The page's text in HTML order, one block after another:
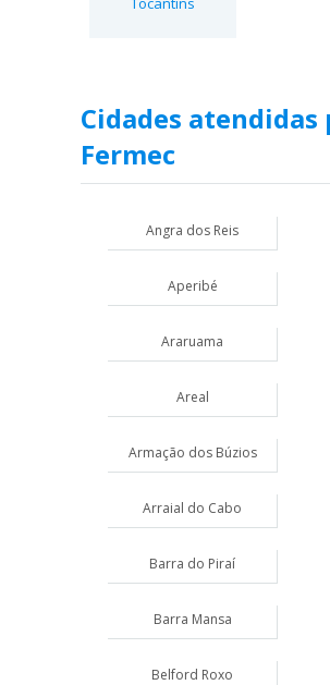
Cidades atendidas
Fermec
Angra dos Reis
Aperibé
Araruama
Areal
Armação dos Búzios
Arraial do Cabo
Barra do Piraí
Barra Mansa
Belford Roxo